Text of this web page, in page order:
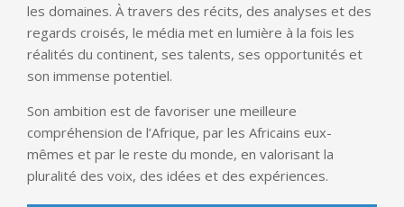
les domaines. À travers des récits, des analyses et des
regards croisés, le média met en lumière à la fois les
réalités du continent, ses talents, ses opportunités et
son immense potentiel.
Son ambition est de favoriser une meilleure
compréhension de l’Afrique, par les Africains eux-
mêmes et par le reste du monde, en valorisant la
pluralité des voix, des idées et des expériences.